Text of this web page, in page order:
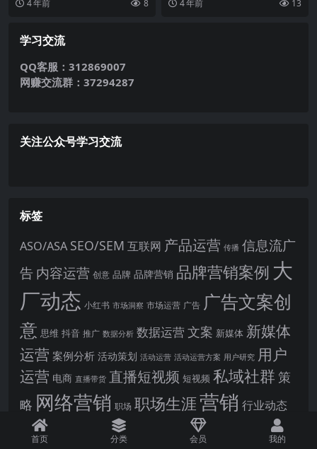
从起点到终点有多...
4 年前 8
得不去尝试的方法。 ...
4 年前 13
学习交流
QQ客服：312869007
网赚交流群：37294287
关注公众号学习交流
标签
ASO/ASA SEO/SEM 互联网 产品运营 传播 信息流广
告 内容运营 创意 品牌 品牌营销 品牌营销案例 大
厂动态 小红书 市场洞察 市场运营 广告 广告文案创
意 思维 抖音 推广 数据分析 数据运营 文案 新媒体 新媒体
运营 案例分析 活动策划 活动运营 活动运营方案 用户研究 用户
运营 电商 直播带货 直播短视频 短视频 私域社群 策
略 网络营销 职场 职场生涯营销 行业动态
资料下载 运营数据 运营方案
首页 分类 会员 我的